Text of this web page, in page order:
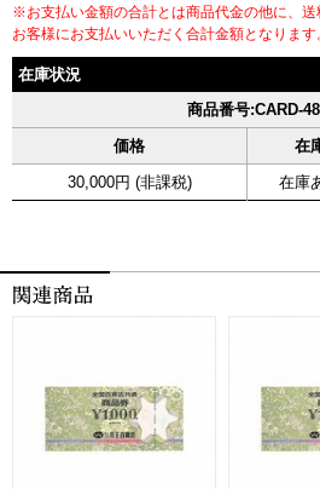
※お支払い金額の合計とは商品代金の他に、送
お客様にお支払いいただく合計金額となります
在庫状況
商品番号:CARD-
価格
在
30,000円 (非課税)
在庫